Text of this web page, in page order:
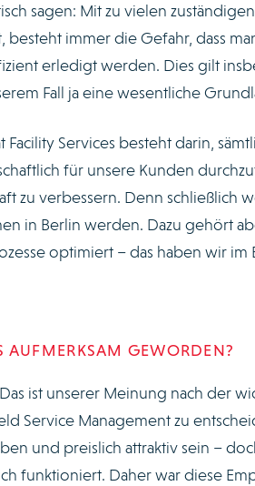
sagen: Mit zu vielen
besteht immer die Gefahr, dass
erledigt werden. Dies gilt
Fall ja eine wesentliche
Services besteht darin,
für unsere Kunden
zu verbessern. Denn schließlich
in Berlin werden. Dazu gehört
optimiert – das haben wir
AUFMERKSAM GEWORDEN?
ist unserer Meinung nach der
Service Management zu
und preislich attraktiv sein –
funktioniert. Daher war diese